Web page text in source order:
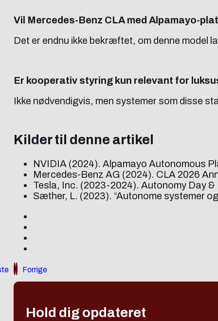
Vil Mercedes-Benz CLA med Alpamayo-
Det er endnu ikke bekræftet, om denne model
Er kooperativ styring kun relevant for
Ikke nødvendigvis, men systemer som disse
Kilder til denne artikel
NVIDIA (2024). Alpamayo Autonomous
Mercedes-Benz AG (2024). CLA 2026
Tesla, Inc. (2023-2024). Autonomy Day
Sæther, L. (2023). “Autonome systemer
Forrige
Hold dig opdateret